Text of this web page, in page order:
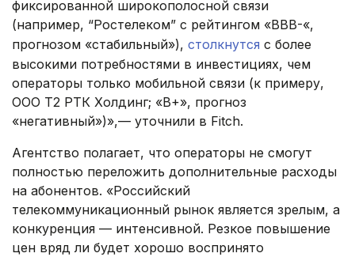
фиксированной широкополосной связи
(например, “Ростелеком” с рейтингом «BBB-«,
прогнозом «стабильный»), столкнутся с более
высокими потребностями в инвестициях, чем
операторы только мобильной связи (к примеру,
ООО Т2 РТК Холдинг; «B+», прогноз
«негативный»)»,— уточнили в Fitch.
Агентство полагает, что операторы не смогут
полностью переложить дополнительные расходы
на абонентов. «Российский
телекоммуникационный рынок является зрелым, а
конкуренция — интенсивной. Резкое повышение
цен вряд ли будет хорошо воспринято